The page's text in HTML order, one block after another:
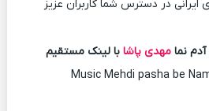
در دسترس شما کاربران عزیز
آدم نمامهدی پاشا با لینک مستقیم
Music Mehdi pasha be